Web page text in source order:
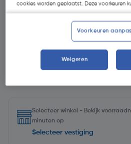
€ 6,21| Excl. btw € 5,13€ 3,11/m
Kies productvariant(5)
Selecteer winkel - Bekijk
minuten op
Selecteer vestiging
cookies worden geplaatst. Deze voorkeuren
Voorkeuren
Weigeren